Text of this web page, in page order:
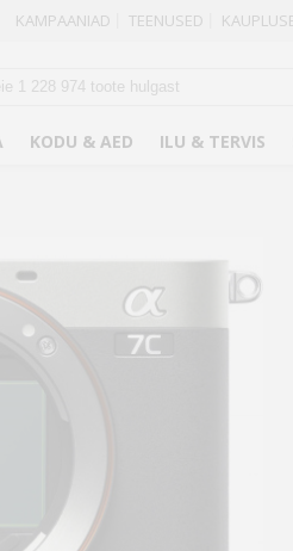
KAMPAANIAD TEENUSED
KODU & AED ILU & TERVIS